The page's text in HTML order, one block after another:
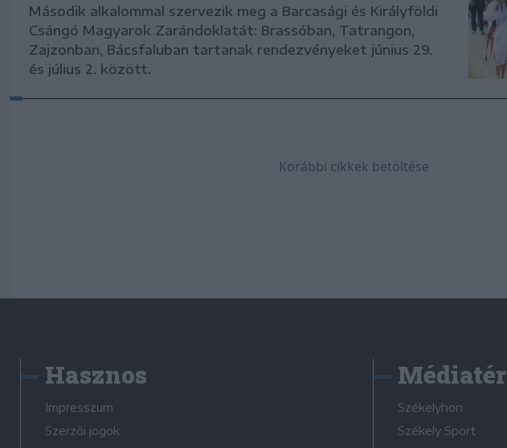
Második alkalommal szervezik meg a Barcasági és Királyföldi
Csángó Magyarok Zarándoklatát: Brassóban, Tatrangon,
Zajzonban, Bácsfaluban tartanak rendezvényeket június 29.
és július 2. között.
Korábbi cikkek betöltése
Hasznos
Impresszum
Szerzői jogok
Médiatér
Székelyhon
Székely Sport